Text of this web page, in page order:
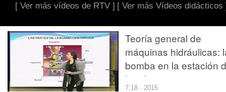
[ Ver más vídeos de RTV ] [ Ver más Vídeos didácticos
Teoría general de
máquinas hidráulicas:
bomba en la estación
bombeo
7:18 · 2015